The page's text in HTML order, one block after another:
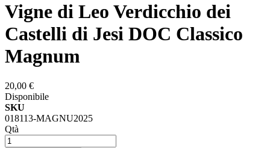
Vigne di Leo Verdicchio dei
Castelli di Jesi DOC Classico
Magnum
20,00 €
Disponibile
SKU
018113-MAGNU2025
Qtà